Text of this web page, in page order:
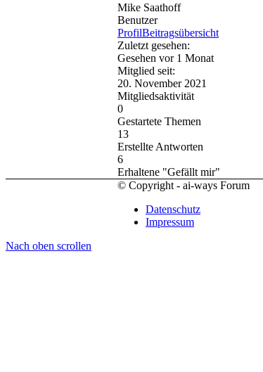
Mike Saathoff
Benutzer
ProfilBeitragsübersicht
Zuletzt gesehen:
Gesehen vor 1 Monat
Mitglied seit:
20. November 2021
Mitgliedsaktivität
0
Gestartete Themen
13
Erstellte Antworten
6
Erhaltene "Gefällt mir"
© Copyright - ai-ways Forum
Datenschutz
Impressum
Nach oben scrollen